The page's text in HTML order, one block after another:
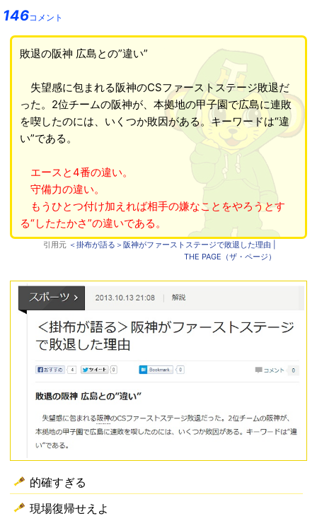
146コメント
敗退の阪神 広島との”違い”
失望感に包まれる阪神のCSファーストステージ敗退だ
った。2位チームの阪神が、本拠地の甲子園で広島に連敗
を喫したのには、いくつか敗因がある。キーワードは“違
い”である。
エースと4番の違い。
守備力の違い。
もうひとつ付け加えれば相手の嫌なことをやろうとす
る“したたかさ”の違いである。
引用元 ＜掛布が語る＞阪神がファーストステージで敗退した理由 |
THE PAGE（ザ・ページ）
的確すぎる
現場復帰せえよ